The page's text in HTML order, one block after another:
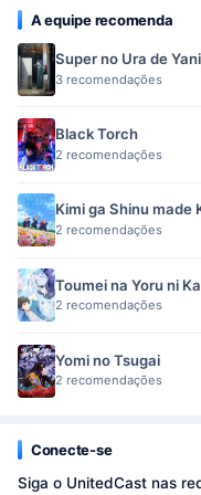
A equipe recomenda
Super no Ura de
3 recomendações
Black Torch
2 recomendações
Kimi ga Shinu made
2 recomendações
Toumei na Yoru ni
2 recomendações
Yomi no Tsugai
2 recomendações
Conecte-se
Siga o UnitedCast nas